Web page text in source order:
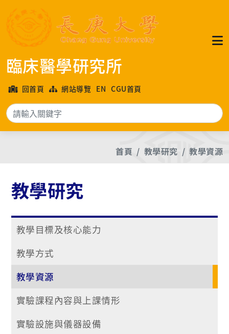
臨床醫學研究所
回首頁 網站導覽 EN CGU首頁
搜尋
首頁 教學研究 教學資源
教學研究
教學目標及核心能力
教學方式
教學資源
實驗課程內容與上課情形
實驗設施與儀器設備